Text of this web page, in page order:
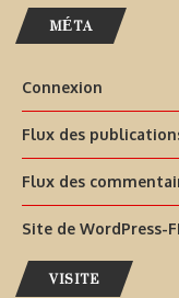
MÉTA
Connexion
Flux des
Flux des
Site de WordPress-
VISITE